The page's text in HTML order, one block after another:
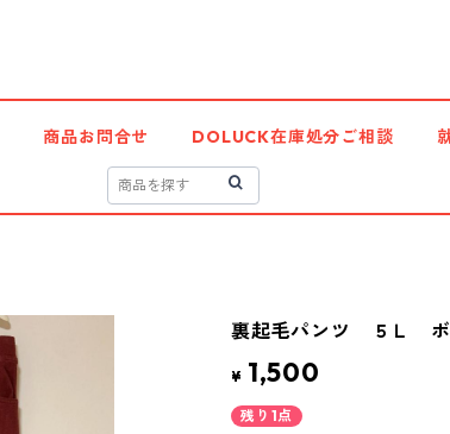
商品お問合せ DOLUCK在庫処分ご相談
裏起毛パンツ ５Ｌ
¥ 1,500
残り1点